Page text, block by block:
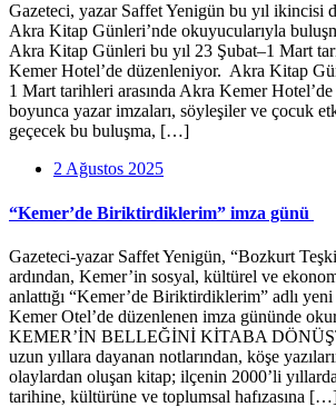
Gazeteci, yazar Saffet Yenigün bu yıl ikincisi
Akra Kitap Günleri’nde okuyucularıyla
Akra Kitap Günleri bu yıl 23 Şubat–1 Mart
Kemer Hotel’de düzenleniyor. Akra Kitap
1 Mart tarihleri arasında Akra Kemer
boyunca yazar imzaları, söyleşiler ve çocuk
geçecek bu buluşma, […]
2 Ağustos 2025
“Kemer’de Biriktirdiklerim” imza günü
Gazeteci-yazar Saffet Yenigün, “Bozkurt
ardından, Kemer’in sosyal, kültürel ve
anlattığı “Kemer’de Biriktirdiklerim” adlı
Kemer Otel’de düzenlenen imza gününde
KEMER’İN BELLEĞİNİ KİTABA
uzun yıllara dayanan notlarından, köşe
olaylardan oluşan kitap; ilçenin 2000’li
tarihine, kültürüne ve toplumsal hafızasına